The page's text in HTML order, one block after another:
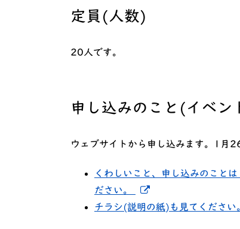
定員(人数)
20人です。
申し込みのこと(イベン
ウェブサイトから申し込みます。1月
くわしいこと、申し込みのこと
ださい。
チラシ(説明の紙)も見てくださ